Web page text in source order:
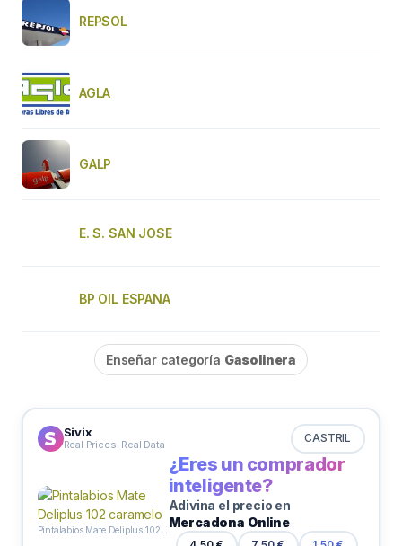
REPSOL
AGLA
GALP
E. S. SAN JOSE
BP OIL ESPANA
Enseñar categoría Gasolinera
Sivix
Real Prices. Real Data CASTRIL
¿Eres un comprador
inteligente?
Adivina el precio en
Mercadona Online